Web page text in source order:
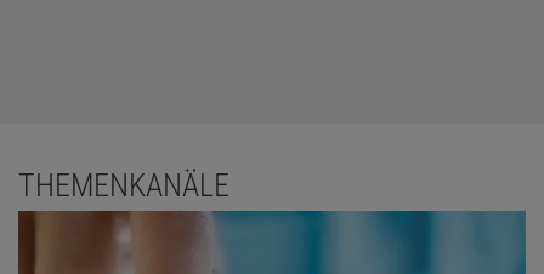
THEMENKANÄLE